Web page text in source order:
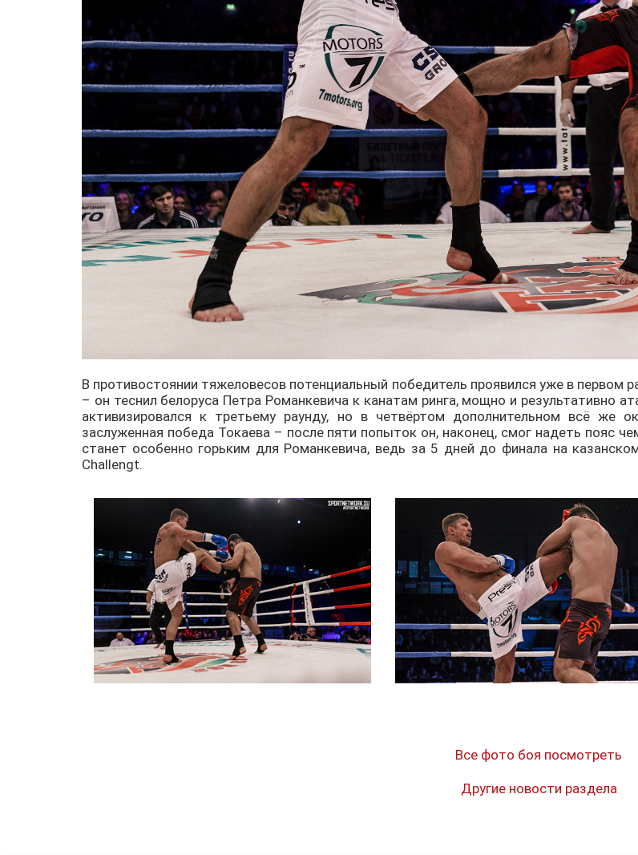
В противостоянии тяжеловесов потенциальный победитель проявился уже в
– он теснил белоруса Петра Романкевича к канатам ринга, мощно и результативно
активизировался к третьему раунду, но в четвёртом дополнительном всё же
заслуженная победа Токаева – после пяти попыток он, наконец, смог надеть пояс
станет особенно горьким для Романкевича, ведь за 5 дней до финала на
Challengt.
Все фото боя посмотреть
Другие новости раздела